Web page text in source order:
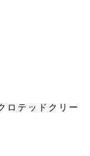
ロテッドクリー